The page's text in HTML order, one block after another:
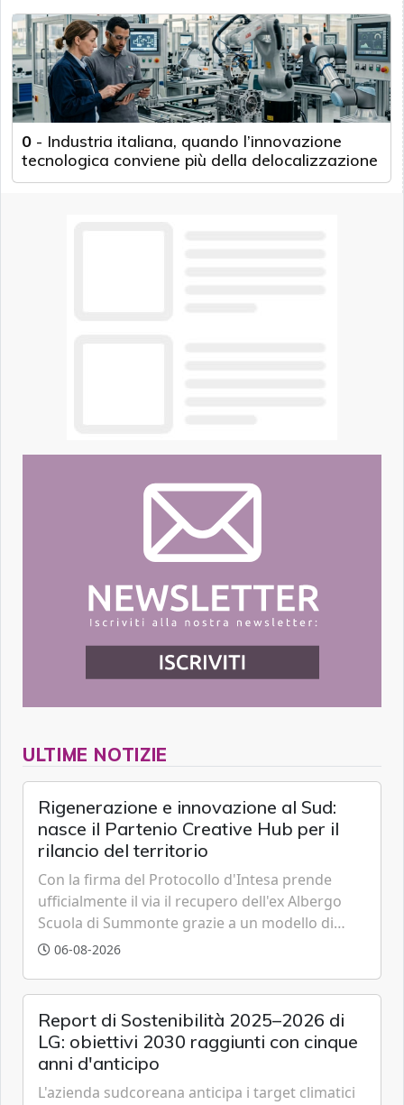
0 - Industria italiana, quando l’innovazione
tecnologica conviene più della delocalizzazione
ULTIME NOTIZIE
Rigenerazione e innovazione al Sud:
nasce il Partenio Creative Hub per il
rilancio del territorio
Con la firma del Protocollo d'Intesa prende
ufficialmente il via il recupero dell'ex Albergo
Scuola di Summonte grazie a un modello di
partenariato pubblico-privato e a una rete di
06-08-2026
Report di Sostenibilità 2025–2026 di
LG: obiettivi 2030 raggiunti con cinque
anni d'anticipo
L'azienda sudcoreana anticipa i target climatici